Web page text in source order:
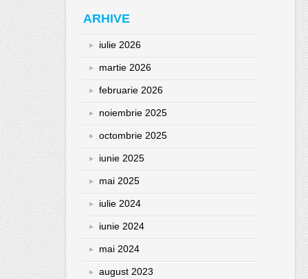
ARHIVE
iulie 2026
martie 2026
februarie 2026
noiembrie 2025
octombrie 2025
iunie 2025
mai 2025
iulie 2024
iunie 2024
mai 2024
august 2023